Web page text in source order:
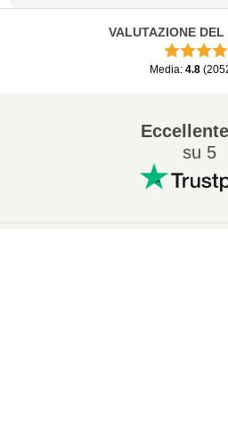
VALUTAZIONE DEL
Media: 4.8 (
Eccellente
su 5